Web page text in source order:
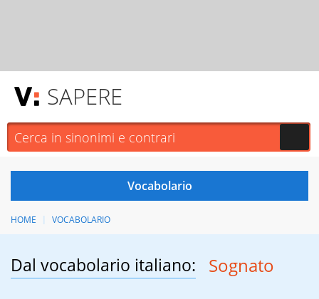
SAPERE
HOME VOCABOLARIO
Dal vocabolario italiano: Sognato